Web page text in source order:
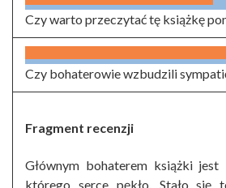
Czy warto przeczytać tę książkę
Czy bohaterowie wzbudzili
Fragment recenzji
Głównym bohaterem książki jest
którego serce pękło. Stało się